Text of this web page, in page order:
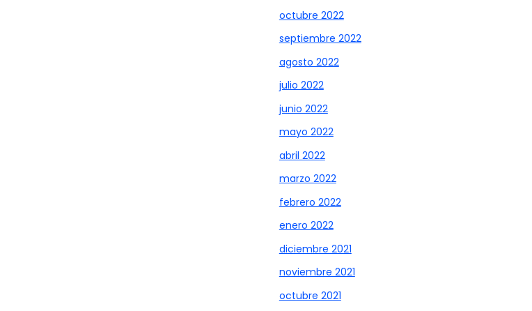
octubre 2022
septiembre 2022
agosto 2022
julio 2022
junio 2022
mayo 2022
abril 2022
marzo 2022
febrero 2022
enero 2022
diciembre 2021
noviembre 2021
octubre 2021